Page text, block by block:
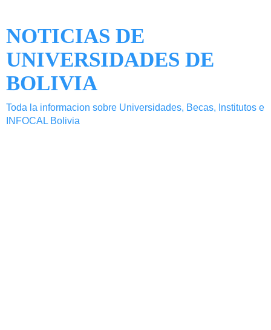
NOTICIAS DE
UNIVERSIDADES DE
BOLIVIA
Toda la informacion sobre Universidades, Becas, Institutos e
INFOCAL Bolivia